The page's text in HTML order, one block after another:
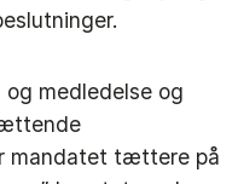
medledelse og
mandatet tættere på